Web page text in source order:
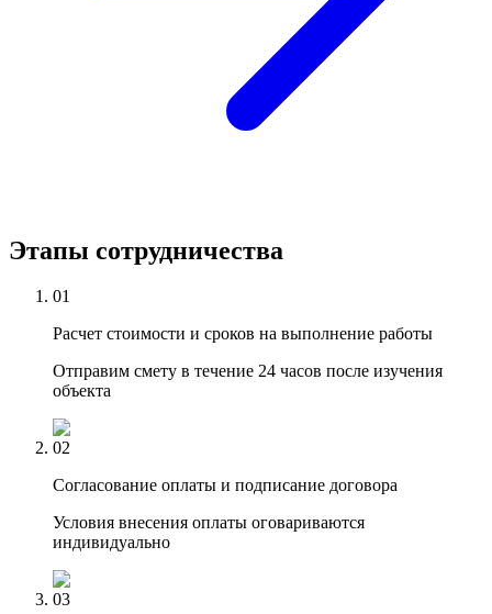
Этапы сотрудничества
01
Расчет стоимости и сроков на выполнение работы
Отправим смету в течение 24 часов после изучения
объекта
02
Согласование оплаты и подписание договора
Условия внесения оплаты оговариваются
индивидуально
03